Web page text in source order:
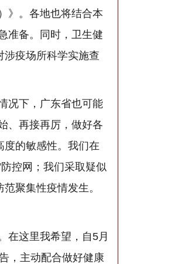
》。各地也将结合本
准备。同时，卫生健
涉疫场所科学实施查
况下，广东省也可能
、再接再厉，做好各
度的敏感性。我们在
控网；我们采取疑似
聚集性疫情发生。
在这里我希望，自5月
，主动配合做好健康